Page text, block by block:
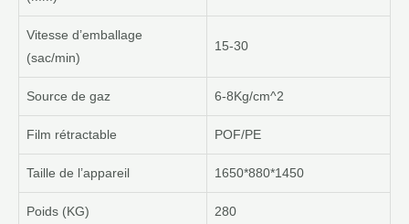
Vitesse d’emballage
(sac/min)
15-30
Source de gaz 6-8Kg/cm^2
Film rétractable POF/PE
Taille de l’appareil 1650*880*1450
Poids (KG) 280